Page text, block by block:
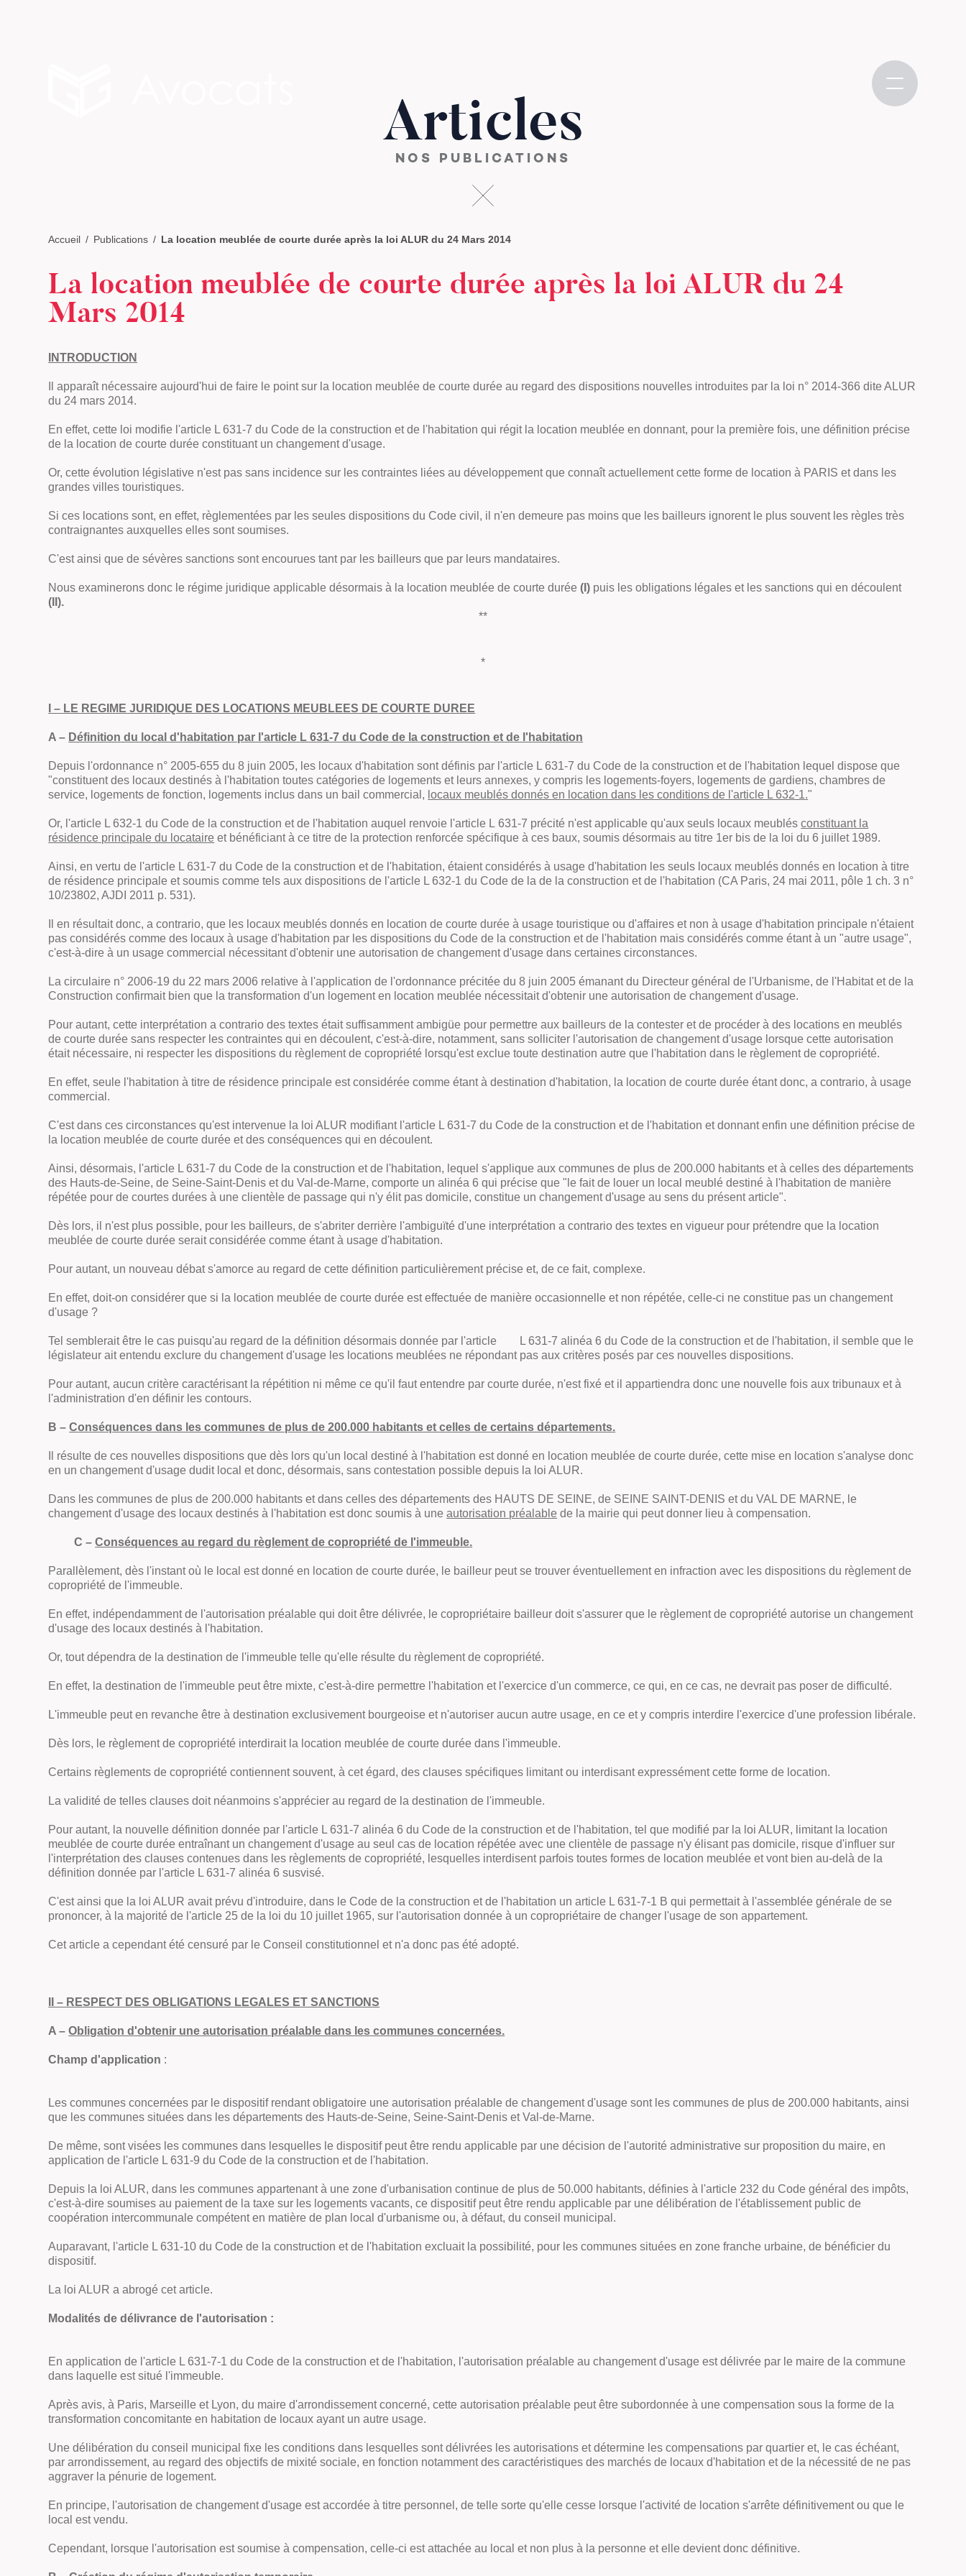
Articles
NOS PUBLICATIONS
Accueil Publications La location meublée de courte durée après la loi ALUR du 24 Mars 2014
La location meublée de courte durée après la loi ALUR du 24
Mars 2014
INTRODUCTION
Il apparaît nécessaire aujourd'hui de faire le point sur la location meublée de courte durée au regard des dispositions nouvelles introduites par la loi n° 2014-366 dite ALUR
du 24 mars 2014.
En effet, cette loi modifie l'article L 631-7 du Code de la construction et de l'habitation qui régit la location meublée en donnant, pour la première fois, une définition précise
de la location de courte durée constituant un changement d'usage.
Or, cette évolution législative n'est pas sans incidence sur les contraintes liées au développement que connaît actuellement cette forme de location à PARIS et dans les
grandes villes touristiques.
Si ces locations sont, en effet, règlementées par les seules dispositions du Code civil, il n'en demeure pas moins que les bailleurs ignorent le plus souvent les règles très
contraignantes auxquelles elles sont soumises.
C'est ainsi que de sévères sanctions sont encourues tant par les bailleurs que par leurs mandataires.
Nous examinerons donc le régime juridique applicable désormais à la location meublée de courte durée(I) puis les obligations légales et les sanctions qui en découlent
(II).
**
*
I – LE REGIME JURIDIQUE DES LOCATIONS MEUBLEES DE COURTE DUREE
A – Définition du local d'habitation par l'article L 631-7 du Code de la construction et de l'habitation
Depuis l'ordonnance n° 2005-655 du 8 juin 2005, les locaux d'habitation sont définis par l'article L 631-7 du Code de la construction et de l'habitation lequel dispose que
"constituent des locaux destinés à l'habitation toutes catégories de logements et leurs annexes, y compris les logements-foyers, logements de gardiens, chambres de
service, logements de fonction, logements inclus dans un bail commercial, locaux meublés donnés en location dans les conditions de l'article L 632-1."
Or, l'article L 632-1 du Code de la construction et de l'habitation auquel renvoie l'article L 631-7 précité n'est applicable qu'aux seuls locaux meublésconstituant la
résidence principale du locataire et bénéficiant à ce titre de la protection renforcée spécifique à ces baux, soumis désormais au titre 1er bis de la loi du 6 juillet 1989.
Ainsi, en vertu de l'article L 631-7 du Code de la construction et de l'habitation, étaient considérés à usage d'habitation les seuls locaux meublés donnés en location à titre
de résidence principale et soumis comme tels aux dispositions de l'article L 632-1 du Code de la de la construction et de l'habitation (CA Paris, 24 mai 2011, pôle 1 ch. 3 n°
10/23802, AJDI 2011 p. 531).
Il en résultait donc,a contrario, que les locaux meublés donnés en location de courte durée à usage touristique ou d'affaires et non à usage d'habitation principale n'étaient
pas considérés comme des locaux à usage d'habitation par les dispositions du Code de la construction et de l'habitation mais considérés comme étant à un "autre usage",
c'est-à-dire à un usage commercial nécessitant d'obtenir une autorisation de changement d'usage dans certaines circonstances.
La circulaire n° 2006-19 du 22 mars 2006 relative à l'application de l'ordonnance précitée du 8 juin 2005 émanant du Directeur général de l'Urbanisme, de l'Habitat et de la
Construction confirmait bien que la transformation d'un logement en location meublée nécessitait d'obtenir une autorisation de changement d'usage.
Pour autant, cette interprétationa contrario des textes était suffisamment ambigüe pour permettre aux bailleurs de la contester et de procéder à des locations en meublés
de courte durée sans respecter les contraintes qui en découlent, c'est-à-dire, notamment, sans solliciter l'autorisation de changement d'usage lorsque cette autorisation
était nécessaire, ni respecter les dispositions du règlement de copropriété lorsqu'est exclue toute destination autre que l'habitation dans le règlement de copropriété.
En effet, seule l'habitation à titre de résidence principale est considérée comme étant à destination d'habitation, la location de courte durée étant donc,a contrario, à usage
commercial.
C'est dans ces circonstances qu'est intervenue la loi ALUR modifiant l'article L 631-7 du Code de la construction et de l'habitation et donnant enfin une définition précise de
la location meublée de courte durée et des conséquences qui en découlent.
Ainsi, désormais, l'article L 631-7 du Code de la construction et de l'habitation, lequel s'applique aux communes de plus de 200.000 habitants et à celles des départements
des Hauts-de-Seine, de Seine-Saint-Denis et du Val-de-Marne, comporte un alinéa 6 qui précise que"le fait de louer un local meublé destiné à l'habitation de manière
répétée pour de courtes durées à une clientèle de passage qui n'y élit pas domicile, constitue un changement d'usage au sens du présent article".
Dès lors, il n'est plus possible, pour les bailleurs, de s'abriter derrière l'ambiguïté d'une interprétationa contrariodes textes en vigueur pour prétendre que la location
meublée de courte durée serait considérée comme étant à usage d'habitation.
Pour autant, un nouveau débat s'amorce au regard de cette définition particulièrement précise et, de ce fait, complexe.
En effet, doit-on considérer que si la location meublée de courte durée est effectuée de manière occasionnelle et non répétée, celle-ci ne constitue pas un changement
d'usage ?
Tel semblerait être le cas puisqu'au regard de la définition désormais donnée par l'article L 631-7 alinéa 6 du Code de la construction et de l'habitation, il semble que le
législateur ait entendu exclure du changement d'usage les locations meublées ne répondant pas aux critères posés par ces nouvelles dispositions.
Pour autant, aucun critère caractérisant la répétition ni même ce qu'il faut entendre par courte durée, n'est fixé et il appartiendra donc une nouvelle fois aux tribunaux et à
l'administration d'en définir les contours.
B – Conséquences dans les communes de plus de 200.000 habitants et celles de certains départements.
Il résulte de ces nouvelles dispositions que dès lors qu'un local destiné à l'habitation est donné en location meublée de courte durée, cette mise en location s'analyse donc
en un changement d'usage dudit local et donc, désormais, sans contestation possible depuis la loi ALUR.
Dans les communes de plus de 200.000 habitants et dans celles des départements des HAUTS DE SEINE, de SEINE SAINT-DENIS et du VAL DE MARNE, le
changement d'usage des locaux destinés à l'habitation est donc soumis à uneautorisation préalable de la mairie qui peut donner lieu à compensation.
C –Conséquences au regard du règlement de copropriété de l'immeuble.
Parallèlement, dès l'instant où le local est donné en location de courte durée, le bailleur peut se trouver éventuellement en infraction avec les dispositions du règlement de
copropriété de l'immeuble.
En effet, indépendamment de l'autorisation préalable qui doit être délivrée, le copropriétaire bailleur doit s'assurer que le règlement de copropriété autorise un changement
d'usage des locaux destinés à l'habitation.
Or, tout dépendra de la destination de l'immeuble telle qu'elle résulte du règlement de copropriété.
En effet, la destination de l'immeuble peut être mixte, c'est-à-dire permettre l'habitation et l'exercice d'un commerce, ce qui, en ce cas, ne devrait pas poser de difficulté.
L'immeuble peut en revanche être à destination exclusivement bourgeoise et n'autoriser aucun autre usage, en ce et y compris interdire l'exercice d'une profession libérale.
Dès lors, le règlement de copropriété interdirait la location meublée de courte durée dans l'immeuble.
Certains règlements de copropriété contiennent souvent, à cet égard, des clauses spécifiques limitant ou interdisant expressément cette forme de location.
La validité de telles clauses doit néanmoins s'apprécier au regard de la destination de l'immeuble.
Pour autant, la nouvelle définition donnée par l'article L 631-7 alinéa 6 du Code de la construction et de l'habitation, tel que modifié par la loi ALUR, limitant la location
meublée de courte durée entraînant un changement d'usage au seul cas de location répétée avec une clientèle de passage n'y élisant pas domicile, risque d'influer sur
l'interprétation des clauses contenues dans les règlements de copropriété, lesquelles interdisent parfois toutes formes de location meublée et vont bien au-delà de la
définition donnée par l'article L 631-7 alinéa 6 susvisé.
C'est ainsi que la loi ALUR avait prévu d'introduire, dans le Code de la construction et de l'habitation un article L 631-7-1 B qui permettait à l'assemblée générale de se
prononcer, à la majorité de l'article 25 de la loi du 10 juillet 1965, sur l'autorisation donnée à un copropriétaire de changer l'usage de son appartement.
Cet article a cependant été censuré par le Conseil constitutionnel et n'a donc pas été adopté.
II – RESPECT DES OBLIGATIONS LEGALES ET SANCTIONS
A –Obligation d'obtenir une autorisation préalable dans les communes concernées.
Champ d'application :
Les communes concernées par le dispositif rendant obligatoire une autorisation préalable de changement d'usage sont les communes de plus de 200.000 habitants, ainsi
que les communes situées dans les départements des Hauts-de-Seine, Seine-Saint-Denis et Val-de-Marne.
De même, sont visées les communes dans lesquelles le dispositif peut être rendu applicable par une décision de l'autorité administrative sur proposition du maire, en
application de l'article L 631-9 du Code de la construction et de l'habitation.
Depuis la loi ALUR, dans les communes appartenant à une zone d'urbanisation continue de plus de 50.000 habitants, définies à l'article 232 du Code général des impôts,
c'est-à-dire soumises au paiement de la taxe sur les logements vacants, ce dispositif peut être rendu applicable par une délibération de l'établissement public de
coopération intercommunale compétent en matière de plan local d'urbanisme ou, à défaut, du conseil municipal.
Auparavant, l'article L 631-10 du Code de la construction et de l'habitation excluait la possibilité, pour les communes situées en zone franche urbaine, de bénéficier du
dispositif.
La loi ALUR a abrogé cet article.
Modalités de délivrance de l'autorisation :
En application de l'article L 631-7-1 du Code de la construction et de l'habitation, l'autorisation préalable au changement d'usage est délivrée par le maire de la commune
dans laquelle est situé l'immeuble.
Après avis, à Paris, Marseille et Lyon, du maire d'arrondissement concerné, cette autorisation préalable peut être subordonnée à une compensation sous la forme de la
transformation concomitante en habitation de locaux ayant un autre usage.
Une délibération du conseil municipal fixe les conditions dans lesquelles sont délivrées les autorisations et détermine les compensations par quartier et, le cas échéant,
par arrondissement, au regard des objectifs de mixité sociale, en fonction notamment des caractéristiques des marchés de locaux d'habitation et de la nécessité de ne pas
aggraver la pénurie de logement.
En principe, l'autorisation de changement d'usage est accordée à titre personnel, de telle sorte qu'elle cesse lorsque l'activité de location s'arrête définitivement ou que le
local est vendu.
Cependant, lorsque l'autorisation est soumise à compensation, celle-ci est attachée au local et non plus à la personne et elle devient donc définitive.